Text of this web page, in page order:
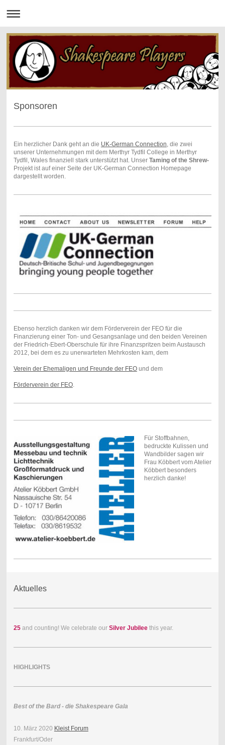
Sponsoren
Ein herzlicher Dank geht an die UK-German Connection, die zwei
unserer Unternehmungen mit dem Merthyr Tydfil College in Merthyr
Tydfil, Wales finanziell stark unterstützt hat. Unser Taming of the Shrew-
Projekt ist auf einer Seite der UK-German Connection Homepage
dargestellt worden.
Ebenso herzlich danken wir dem Förderverein der FEO für die
Finanzierung einer Ton- und Gesangsanlage und den beiden Vereinen
der Friedrich-Ebert-Oberschule für ihre Finanzspritzen beim Austausch
2012, bei dem es zu unerwarteten Mehrkosten kam, dem
Verein der Ehemaligen und Freunde der FEOund dem
Förderverein der FEO.
Für Stoffbahnen,
bedruckte Kulissen und
Wandbilder sagen wir
Frau Köbbert vom Atelier
Köbbert besonders
herzlich danke!
Aktuelles
25and counting! We celebrate our Silver Jubileethis year.
HIGHLIGHTS
Best of the Bard - die Shakespeare Gala
10. März 2020 Kleist Forum
Frankfurt/Oder